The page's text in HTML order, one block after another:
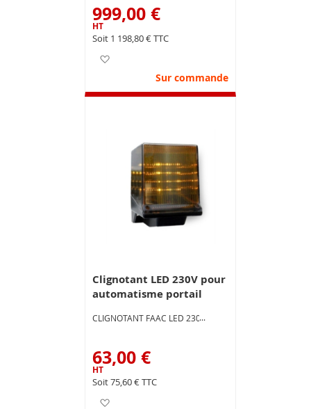
999,00 €
1 198,80 €
Sur commande
Clignotant LED 230V pour
automatisme portail
CLIGNOTANT FAAC LED 230V
63,00 €
75,60 €